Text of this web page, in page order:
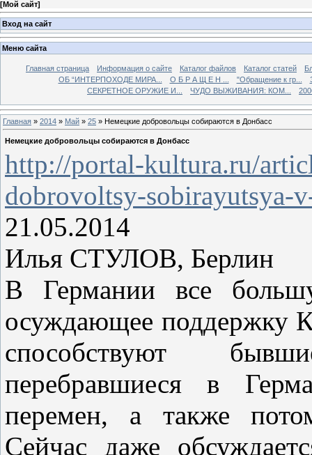
[Мой сайт]
Вход на сайт
Меню сайта
Главная страница Информация о сайте Каталог файлов Каталог статей
ОБ “ИНТЕРПОХОДЕ МИРА...
О Б Р А Щ Е Н ... "Обращение к гр...
СЕКРЕТНОЕ ОРУЖИЕ И...
ЧУДО ВЫЖИВАНИЯ: КОМ...
Главная » 2014 » Май » 25 » Немецкие добровольцы собираются в Донбасс
Немецкие добровольцы собираются в Донбасс
http://portal-kultura.ru/
dobrovoltsy-sobirayutsya-
21.05.2014
Илья СТУЛОВ, Берлин
В Германии все
осуждающее поддержку
способствуют
перебравшиеся в
перемен, а также
Сейчас даже